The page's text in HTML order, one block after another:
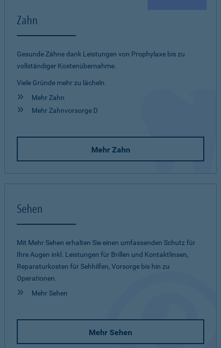
Zahn
Gesunde Zähne dank Leistungen von Prophylaxe bis zu
vollständiger Kostenübernahme.
Viele Gründe mehr zu lächeln.
Mehr Zahn
Mehr Zahnvorsorge D
Mehr Zahn
Sehen
Mit Mehr Sehen erhalten Sie einen umfassenden Schutz für
Ihre Augen inkl. Leistungen für Brillen und Kontaktlinsen,
Reparaturkosten für Sehhilfen, Vorsorge bis hin zu
Operationen.
Mehr Sehen
Mehr Sehen